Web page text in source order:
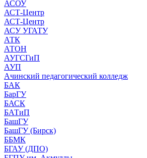
АСОУ
АСТ-Центр
АСТ-Центр
АСУ УГАТУ
АТК
АТОН
АУГСГиП
АУП
Ачинский педагогический колледж
БАК
БарГУ
БАСК
БАТиП
БашГУ
БашГУ (Бирск)
ББМК
БГАУ (ДПО)